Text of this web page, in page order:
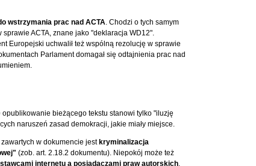
wstrzymania prac nad ACTA. Chodzi o tych samym
ACTA, znane jako "deklaracja WD12".
Europejski uchwalił też wspólną rezolucję w sprawie
Parlament domagał się odtajnienia prac nad
bieżącego tekstu stanowi tylko "iluzję
naruszeń zasad demokracji, jakie miały miejsce.
w dokumencie jest kryminalizacja
(zob. art. 2.18.2 dokumentu). Niepokój może też
internetu a posiadaczami praw autorskich,